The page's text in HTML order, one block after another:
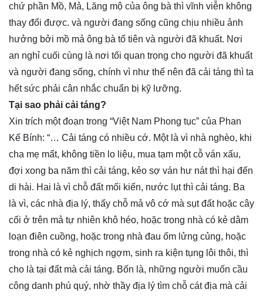
chứ phần Mồ, Mả, Lăng mộ của ông bà thì vĩnh viễn không
thay đổi được. và người đang sống cũng chịu nhiều ảnh
hưởng bởi mồ mả ông bà tổ tiên và người đã khuất. Nơi
an nghỉ cuối cùng là nơi tối quan trọng cho người đã khuất
và người đang sống, chính vì như thế nên đã cải táng thì ta
hết sức phải cân nhắc chuẩn bị kỹ lưỡng.
Tại sao phải cải táng?
Xin trích một đoạn trong “Việt Nam Phong tục” của Phan
Kế Bính: “… Cải táng có nhiều cớ. Một là vì nhà nghèo, khi
cha mẹ mất, không tiền lo liệu, mua tạm một cỗ ván xấu,
đợi xong ba năm thì cải táng, kẻo sợ ván hư nát thì hại đến
di hài. Hai là vì chỗ đất mối kiến, nước lụt thì cải táng. Ba
là vì, các nhà địa lý, thấy chỗ mả vô cớ mà sụt đất hoặc cây
cối ở trên mả tự nhiên khô héo, hoặc trong nhà có kẻ dâm
loạn điên cuồng, hoặc trong nhà đau ốm lửng củng, hoặc
trong nhà có kẻ nghịch ngợm, sinh ra kiện tụng lôi thôi, thì
cho là tại đất mà cải táng. Bốn là, những người muốn cầu
công danh phú quý, nhờ thầy địa lý tìm chỗ cát địa mà cải